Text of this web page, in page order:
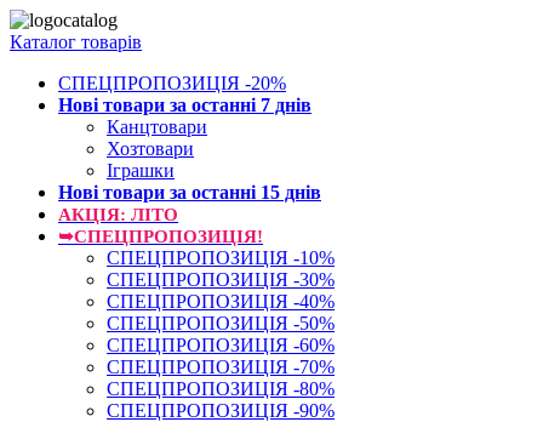
Каталог товарів
СПЕЦПРОПОЗИЦІЯ -20%
Нові товари за останнi 7 днiв
Канцтовари
Хозтовари
Іграшки
Нові товари за останнi 15 днiв
АКЦІЯ: ЛІТО
➥СПЕЦПРОПОЗИЦІЯ!
СПЕЦПРОПОЗИЦІЯ -10%
СПЕЦПРОПОЗИЦІЯ -30%
СПЕЦПРОПОЗИЦІЯ -40%
СПЕЦПРОПОЗИЦІЯ -50%
СПЕЦПРОПОЗИЦІЯ -60%
СПЕЦПРОПОЗИЦІЯ -70%
СПЕЦПРОПОЗИЦІЯ -80%
СПЕЦПРОПОЗИЦІЯ -90%